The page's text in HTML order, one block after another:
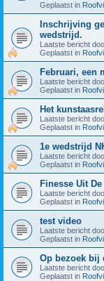
Geplaatst in
Inschrijving
wedstrijd.
Laatste bericht
Geplaatst in
Februari, een
Laatste bericht
Geplaatst in
Het
Laatste bericht
Geplaatst in
1e wedstrijd
Laatste bericht
Geplaatst in
Finesse Uit
Laatste bericht
Geplaatst in
test video
Laatste bericht
Geplaatst in
Op bezoek bij
Laatste bericht
Geplaatst in